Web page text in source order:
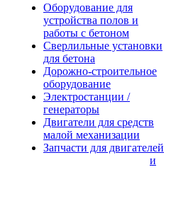
Оборудование для
устройства полов и
работы с бетоном
Сверлильные установки
для бетона
Дорожно-строительное
оборудование
Электростанции /
генераторы
Двигатели для средств
малой механизации
Запчасти для двигателей
и